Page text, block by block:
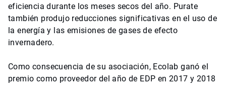
eficiencia durante los meses secos del año. Purate
también produjo reducciones significativas en el uso de
la energía y las emisiones de gases de efecto
invernadero.
Como consecuencia de su asociación, Ecolab ganó el
premio como proveedor del año de EDP en 2017 y 2018